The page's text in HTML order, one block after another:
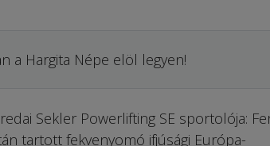
a Hargita Népe elöl legyen!
Sekler Power­lif­ting SE sportolója:
tartott fekvenyomó ifjúsági Európa-